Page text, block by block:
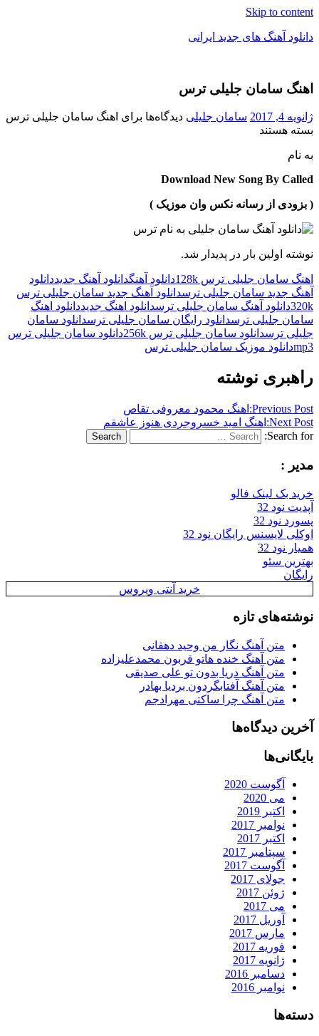
Skip to content
دانلود آهنگ های جدید ایرانی
فول
موزیک
اهنگ سامان جلیلی ترس
ژانویه 4, 2017 سامان جلیلی دیدگاه‌ها برای اهنگ سامان جلیلی ترس
بسته هستند
به نام
Download New Song By Called
( بزودی از رسانه نکس وان موزیک )
نوشته اولین بار در پدیدار شد.
اهنگ سامان جلیلی ترس 128k دانلود آهنگدانلود آهنگ جدیددانلود
آهنگ جدید سامان جلیلی ترسدانلود آهنگ جدید سامان جلیلی ترس
320kدانلود آهنگ سامان جلیلی ترسدانلود اهنگ جدیددانلود اهنگ
سامان جلیلی ترسدانلود رایگان سامان جلیلی ترسدانلود سامان
جلیلی ترسدانلود سامان جلیلی ترس 256k
دانلود سامان جلیلی ترس
mp3دانلود موزیک سامان جلیلی ترس
راهبری نوشته
Previous Post: اهنگ محمود معروفی تقاص
Next Post: اهنگ امید خسروجردی هنوز عاشقم
Search for:
Search
مدیر :
خرید بک لینک فالو
آپدیت نود 32
پسورد نود 32
اوکلی لایسنس رایگان نود 32
همیار نود 32
بهترین سئو
رایگان
خرید آنتی ویروس
نوشته‌های تازه
متن آهنگ نگار من وحید دهقانی
متن آهنگ خنده هاتو قربون محمدعلیزاده
متن آهنگ دریا بدون تو علی صدیقی
متن آهنگ آفتابگردون بردیا بهادر
متن آهنگ چرا ساکتی مهرادجم
آخرین دیدگاه‌ها
بایگانی‌ها
آگوست 2020
می 2020
اکتبر 2019
نوامبر 2017
اکتبر 2017
سپتامبر 2017
آگوست 2017
جولای 2017
ژوئن 2017
می 2017
آوریل 2017
مارس 2017
فوریه 2017
ژانویه 2017
دسامبر 2016
نوامبر 2016
دسته‌ها